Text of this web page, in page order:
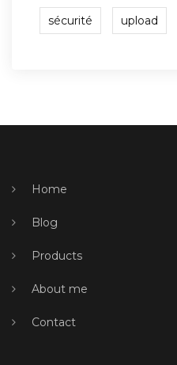
sécurité upload
Home
Blog
Products
About me
Contact